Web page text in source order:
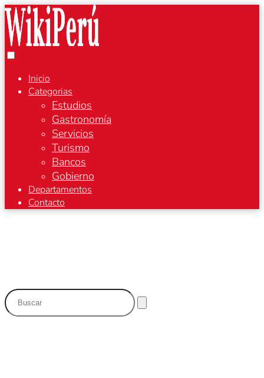
Inicio
Categorias
Estudios
Gastronomía
Servicios
Turismo
Bancos
Gobierno
Departamentos
Contacto